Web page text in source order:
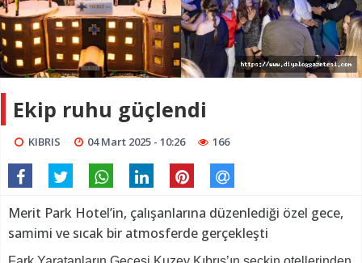
Ekip ruhu güçlendi
KIBRIS 04 Mart 2025 - 10:26 166
Merit Park Hotel’in, çalışanlarına düzenlediği özel gece,
samimi ve sıcak bir atmosferde gerçekleşti